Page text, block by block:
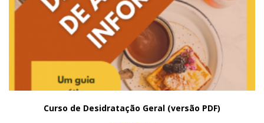
Curso de Desidratação Geral (versão PDF)